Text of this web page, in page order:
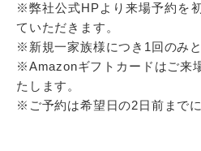
※弊社公式HPより来場予約を
ていただきます。
※新規一家族様につき1回のみ
※Amazonギフトカードはご来
たします。
※ご予約は希望日の2日前まで